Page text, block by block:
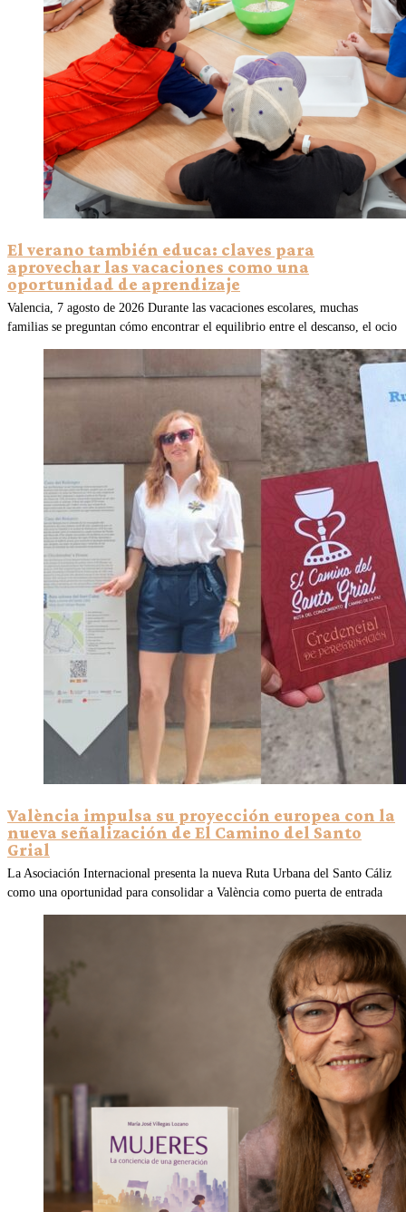
El verano también educa: claves para
aprovechar las vacaciones como una
oportunidad de aprendizaje
Valencia, 7 agosto de 2026 Durante las vacaciones escolares, muchas
familias se preguntan cómo encontrar el equilibrio entre el descanso, el ocio
València impulsa su proyección europea con la
nueva señalización de El Camino del Santo
Grial
La Asociación Internacional presenta la nueva Ruta Urbana del Santo Cáliz
como una oportunidad para consolidar a València como puerta de entrada